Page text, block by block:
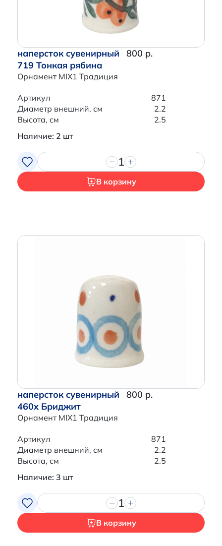
наперсток сувенирный
719 Тонкая рябина
Орнамент MIX1 Традиция
800 р.
Артикул
871
Диаметр внешний, см
2.2
Высота, см
2.5
Наличие: 2 шт
1
В корзину
наперсток сувенирный
460x Бриджит
Орнамент MIX1 Традиция
800 р.
Артикул
871
Диаметр внешний, см
2.2
Высота, см
2.5
Наличие: 3 шт
1
В корзину